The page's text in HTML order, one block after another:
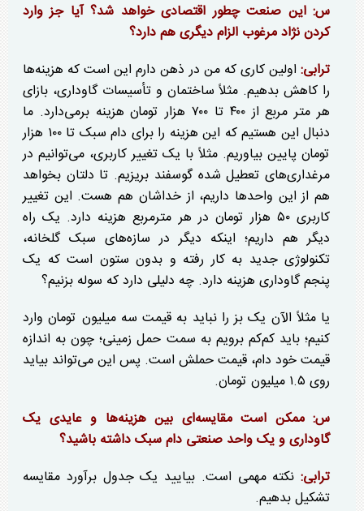
س: این صنعت چطور اقتصادی خواهد شد؟ آیا جز وارد
کردن نژاد مرغوب الزام دیگری هم دارد؟
ترابی: اولین کاری که من در ذهن دارم این است که هزینه‌ها
را کاهش بدهیم. مثلاً ساختمان و تأسیسات گاوداری، بازای
هر متر مربع از ۴۰۰ تا ۷۰۰ هزار تومان هزینه برمی‌دارد. ما
دنبال این هستیم که این هزینه را برای دام سبک تا ۱۰۰ هزار
تومان پایین بیاوریم. مثلاً با یک تغییر کاربری، می‌توانیم در
مرغداری‌های تعطیل شده گوسفند بریزیم. تا دلتان بخواهد
هم از این واحد‌ها داریم، از خداشان هم هست. این تغییر
کاربری ۵۰ هزار تومان در هر مترمربع هزینه دارد. یک راه
دیگر هم داریم؛ اینکه دیگر در سازه‌های سبک گلخانه،
تکنولوژی جدید به کار رفته و بدون ستون است که یک
پنجم گاوداری هزینه دارد. چه دلیلی دارد که سوله بزنیم؟
یا مثلاً الآن یک بز را نباید به قیمت سه میلیون تومان وارد
کنیم؛ باید کم‌کم برویم به سمت حمل زمینی؛ چون به اندازه
قیمت خود دام، قیمت حملش است. پس این می‌تواند بیاید
روی ۱.۵ میلیون تومان.
س: ممکن است مقایسه‌ای بین هزینه‌ها و عایدی یک
گاوداری و یک واحد صنعتی دام سبک داشته باشید؟
ترابی: نکته مهمی است. بیایید یک جدول برآورد مقایسه
تشکیل بدهیم.